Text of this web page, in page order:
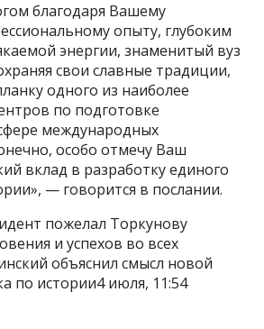
благодаря Вашему
опыту, глубоким
энергии, знаменитый вуз
свои славные традиции,
одного из наиболее
по подготовке
международных
особо отмечу Ваш
вклад в разработку единого
— говорится в послании.
пожелал Торкунову
и успехов во всех
объяснил смысл новой
по истории4 июля, 11:54